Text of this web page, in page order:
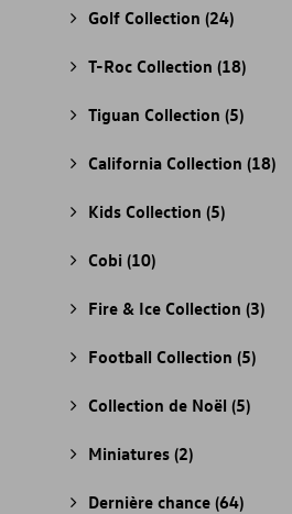
Golf Collection (24)
T-Roc Collection (18)
Tiguan Collection (5)
California Collection (18)
Kids Collection (5)
Cobi (10)
Fire & Ice Collection (3)
Football Collection (5)
Collection de Noël (5)
Miniatures (2)
Dernière chance (64)